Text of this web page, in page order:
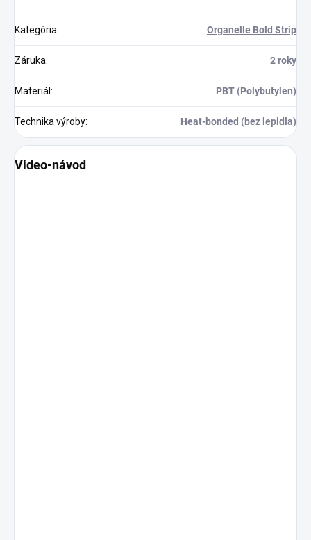
Kategória: Organelle Bold Strip
Záruka: 2 roky
Materiál : PBT (Polybutylen)
Technika výroby: Heat-bonded (bez lepidla)
Video-návod